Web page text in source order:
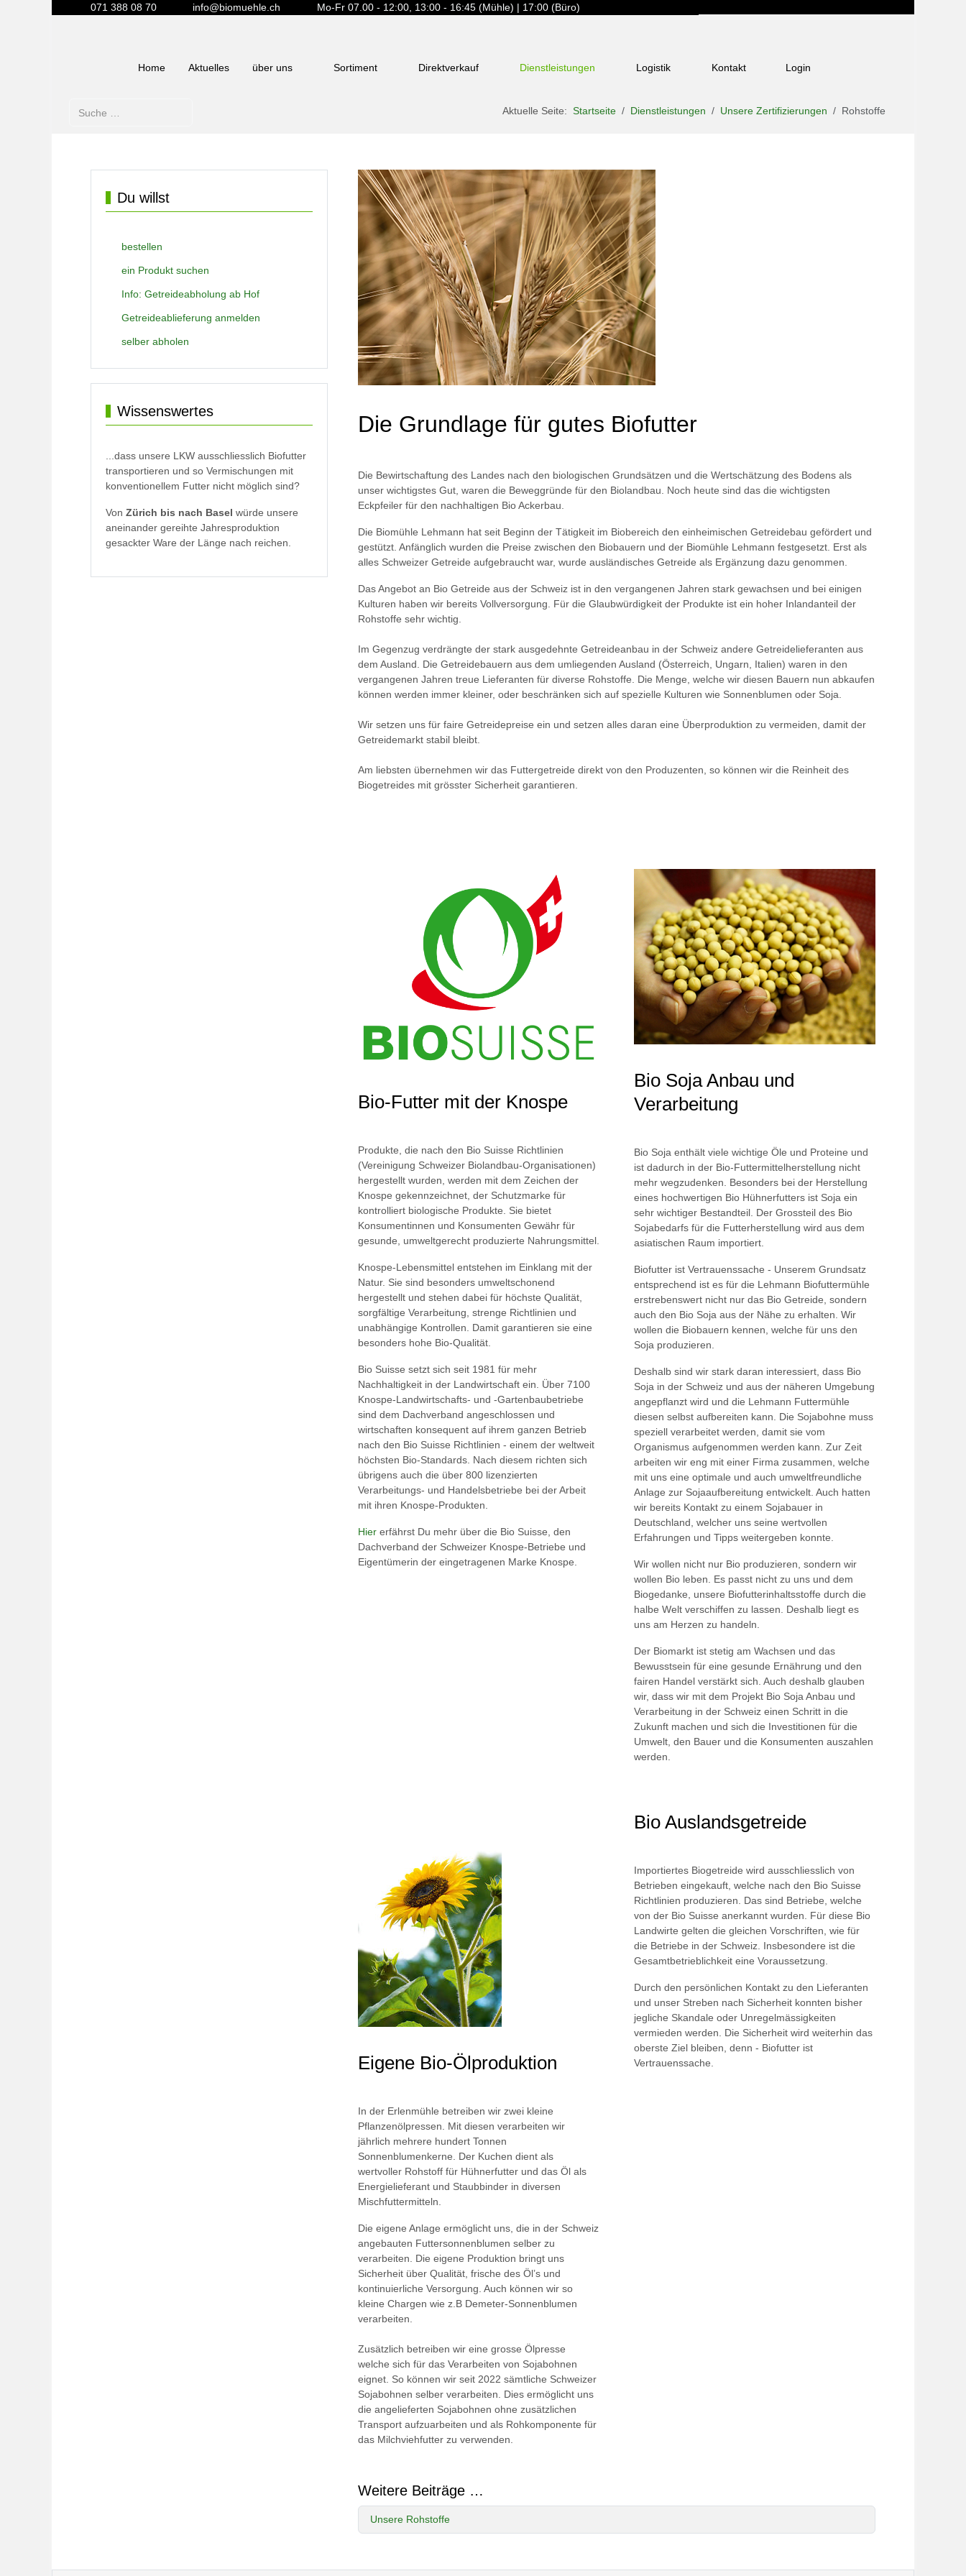
071 388 08 70 info@biomuehle.ch Mo-Fr 07.00 - 12:00, 13:00 - 16:45 (Mühle) | 17:00 (Büro)
Home Aktuelles über uns Sortiment Direktverkauf Dienstleistungen Logistik Kontakt Login
Aktuelle Seite: Startseite Dienstleistungen Unsere Zertifizierungen Rohstoffe
Du willst
bestellen
ein Produkt suchen
Info: Getreideabholung ab Hof
Getreideablieferung anmelden
selber abholen
Wissenswertes
...dass unsere LKW ausschliesslich Biofutter
transportieren und so Vermischungen mit
konventionellem Futter nicht möglich sind?
Von Zürich bis nach Basel würde unsere
aneinander gereihte Jahresproduktion
gesackter Ware der Länge nach reichen.
Die Grundlage für gutes Biofutter
Die Bewirtschaftung des Landes nach den biologischen Grundsätzen und die Wertschätzung des Bodens als
unser wichtigstes Gut, waren die Beweggründe für den Biolandbau. Noch heute sind das die wichtigsten
Eckpfeiler für den nachhaltigen Bio Ackerbau.
Die Biomühle Lehmann hat seit Beginn der Tätigkeit im Biobereich den einheimischen Getreidebau gefördert und
gestützt. Anfänglich wurden die Preise zwischen den Biobauern und der Biomühle Lehmann festgesetzt. Erst als
alles Schweizer Getreide aufgebraucht war, wurde ausländisches Getreide als Ergänzung dazu genommen.
Das Angebot an Bio Getreide aus der Schweiz ist in den vergangenen Jahren stark gewachsen und bei einigen
Kulturen haben wir bereits Vollversorgung. Für die Glaubwürdigkeit der Produkte ist ein hoher Inlandanteil der
Rohstoffe sehr wichtig.
Im Gegenzug verdrängte der stark ausgedehnte Getreideanbau in der Schweiz andere Getreidelieferanten aus
dem Ausland. Die Getreidebauern aus dem umliegenden Ausland (Österreich, Ungarn, Italien) waren in den
vergangenen Jahren treue Lieferanten für diverse Rohstoffe. Die Menge, welche wir diesen Bauern nun abkaufen
können werden immer kleiner, oder beschränken sich auf spezielle Kulturen wie Sonnenblumen oder Soja.
Wir setzen uns für faire Getreidepreise ein und setzen alles daran eine Überproduktion zu vermeiden, damit der
Getreidemarkt stabil bleibt.
Am liebsten übernehmen wir das Futtergetreide direkt von den Produzenten, so können wir die Reinheit des
Biogetreides mit grösster Sicherheit garantieren.
Bio-Futter mit der Knospe
Produkte, die nach den Bio Suisse Richtlinien
(Vereinigung Schweizer Biolandbau-Organisationen)
hergestellt wurden, werden mit dem Zeichen der
Knospe gekennzeichnet, der Schutzmarke für
kontrolliert biologische Produkte. Sie bietet
Konsumentinnen und Konsumenten Gewähr für
gesunde, umweltgerecht produzierte Nahrungsmittel.
Knospe-Lebensmittel entstehen im Einklang mit der
Natur. Sie sind besonders umweltschonend
hergestellt und stehen dabei für höchste Qualität,
sorgfältige Verarbeitung, strenge Richtlinien und
unabhängige Kontrollen. Damit garantieren sie eine
besonders hohe Bio-Qualität.
Bio Suisse setzt sich seit 1981 für mehr
Nachhaltigkeit in der Landwirtschaft ein. Über 7100
Knospe-Landwirtschafts- und -Gartenbaubetriebe
sind dem Dachverband angeschlossen und
wirtschaften konsequent auf ihrem ganzen Betrieb
nach den Bio Suisse Richtlinien - einem der weltweit
höchsten Bio-Standards. Nach diesem richten sich
übrigens auch die über 800 lizenzierten
Verarbeitungs- und Handelsbetriebe bei der Arbeit
mit ihren Knospe-Produkten.
Hier erfährst Du mehr über die Bio Suisse, den
Dachverband der Schweizer Knospe-Betriebe und
Eigentümerin der eingetragenen Marke Knospe.
Bio Soja Anbau und
Verarbeitung
Bio Soja enthält viele wichtige Öle und Proteine und
ist dadurch in der Bio-Futtermittelherstellung nicht
mehr wegzudenken. Besonders bei der Herstellung
eines hochwertigen Bio Hühnerfutters ist Soja ein
sehr wichtiger Bestandteil. Der Grossteil des Bio
Sojabedarfs für die Futterherstellung wird aus dem
asiatischen Raum importiert.
Biofutter ist Vertrauenssache - Unserem Grundsatz
entsprechend ist es für die Lehmann Biofuttermühle
erstrebenswert nicht nur das Bio Getreide, sondern
auch den Bio Soja aus der Nähe zu erhalten. Wir
wollen die Biobauern kennen, welche für uns den
Soja produzieren.
Deshalb sind wir stark daran interessiert, dass Bio
Soja in der Schweiz und aus der näheren Umgebung
angepflanzt wird und die Lehmann Futtermühle
diesen selbst aufbereiten kann. Die Sojabohne muss
speziell verarbeitet werden, damit sie vom
Organismus aufgenommen werden kann. Zur Zeit
arbeiten wir eng mit einer Firma zusammen, welche
mit uns eine optimale und auch umweltfreundliche
Anlage zur Sojaaufbereitung entwickelt. Auch hatten
wir bereits Kontakt zu einem Sojabauer in
Deutschland, welcher uns seine wertvollen
Erfahrungen und Tipps weitergeben konnte.
Wir wollen nicht nur Bio produzieren, sondern wir
wollen Bio leben. Es passt nicht zu uns und dem
Biogedanke, unsere Biofutterinhaltsstoffe durch die
halbe Welt verschiffen zu lassen. Deshalb liegt es
uns am Herzen zu handeln.
Der Biomarkt ist stetig am Wachsen und das
Bewusstsein für eine gesunde Ernährung und den
fairen Handel verstärkt sich. Auch deshalb glauben
wir, dass wir mit dem Projekt Bio Soja Anbau und
Verarbeitung in der Schweiz einen Schritt in die
Zukunft machen und sich die Investitionen für die
Umwelt, den Bauer und die Konsumenten auszahlen
werden.
Eigene Bio-Ölproduktion
In der Erlenmühle betreiben wir zwei kleine
Pflanzenölpressen. Mit diesen verarbeiten wir
jährlich mehrere hundert Tonnen
Sonnenblumenkerne. Der Kuchen dient als
wertvoller Rohstoff für Hühnerfutter und das Öl als
Energielieferant und Staubbinder in diversen
Mischfuttermitteln.
Die eigene Anlage ermöglicht uns, die in der Schweiz
angebauten Futtersonnenblumen selber zu
verarbeiten. Die eigene Produktion bringt uns
Sicherheit über Qualität, frische des Öl’s und
kontinuierliche Versorgung. Auch können wir so
kleine Chargen wie z.B Demeter-Sonnenblumen
verarbeiten.
Zusätzlich betreiben wir eine grosse Ölpresse
welche sich für das Verarbeiten von Sojabohnen
eignet. So können wir seit 2022 sämtliche Schweizer
Sojabohnen selber verarbeiten. Dies ermöglicht uns
die angelieferten Sojabohnen ohne zusätzlichen
Transport aufzuarbeiten und als Rohkomponente für
das Milchviehfutter zu verwenden.
Bio Auslandsgetreide
Importiertes Biogetreide wird ausschliesslich von
Betrieben eingekauft, welche nach den Bio Suisse
Richtlinien produzieren. Das sind Betriebe, welche
von der Bio Suisse anerkannt wurden. Für diese Bio
Landwirte gelten die gleichen Vorschriften, wie für
die Betriebe in der Schweiz. Insbesondere ist die
Gesamtbetrieblichkeit eine Voraussetzung.
Durch den persönlichen Kontakt zu den Lieferanten
und unser Streben nach Sicherheit konnten bisher
jegliche Skandale oder Unregelmässigkeiten
vermieden werden. Die Sicherheit wird weiterhin das
oberste Ziel bleiben, denn - Biofutter ist
Vertrauenssache.
Weitere Beiträge …
Unsere Rohstoffe